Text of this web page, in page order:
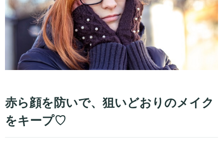
赤ら顔を防いで、狙いどおりのメイク
をキープ♡